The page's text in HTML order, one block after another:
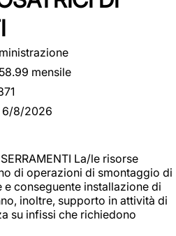
mensile
6/8/2026
La/le risorse
di operazioni di smontaggio di
conseguente installazione di
inoltre, supporto in attività di
su infissi che richiedono